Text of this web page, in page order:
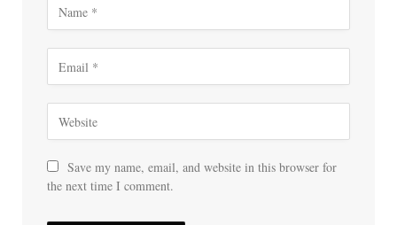
Save my name, email, and website in this browser for
the next time I comment.